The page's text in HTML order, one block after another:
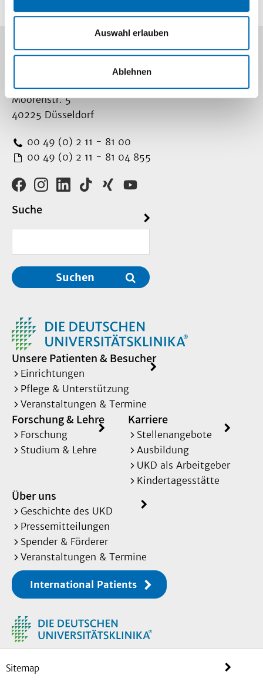
Auswahl erlauben
Ablehnen
Kontakt
Universitätsklinikum Düsseldorf
Moorenstr. 5
40225 Düsseldorf
00 49 (0) 2 11 - 81 00
00 49 (0) 2 11 - 81 04 855
Suche
Suchen
Unsere Patienten & Besucher
Einrichtungen
Pflege & Unterstützung
Veranstaltungen & Termine
Forschung & Lehre
Forschung
Studium & Lehre
Karriere
Stellenangebote
Ausbildung
UKD als Arbeitgeber
Kindertagesstätte
Über uns
Geschichte des UKD
Pressemitteilungen
Spender & Förderer
Veranstaltungen & Termine
International Patients
Sitemap